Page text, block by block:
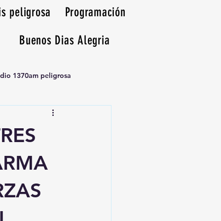
peligrosa
Programación
Buenos Dias Alegria
1370am peligrosa